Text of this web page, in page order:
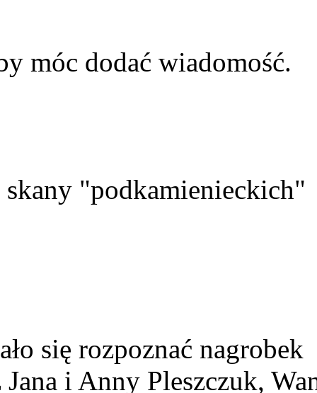
móc dodać wiadomość.
"podkamienieckich"
się rozpoznać nagrobek
i Anny Pleszczuk,